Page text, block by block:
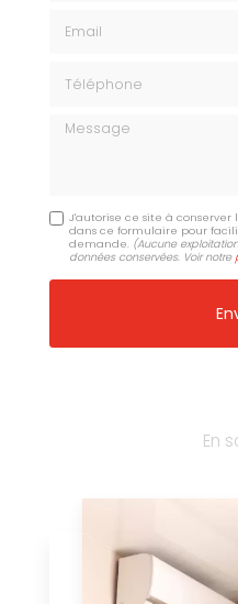
Message
J'autorise ce site à
dans ce formulaire pour
demande. (Aucune
données conservées. Voir notre
En